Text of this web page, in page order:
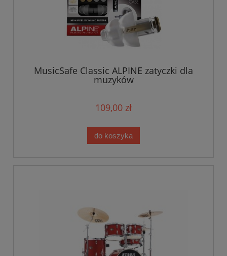
MusicSafe Classic ALPINE zatyczki dla
muzyków
109,00 zł
do koszyka